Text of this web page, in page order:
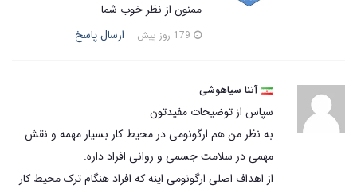
ممنون از نظر خوب شما
ارسال پاسخ
آتنا سیاهوشی
سپاس از توضیحات مفیدتون
به نظر من هم ارگونومی در محیط کار بسیار مهمه و نقش
مهمی در سلامت جسمی و روانی افراد داره.
از اهداف اصلی ارگونومی اینه که افراد هنگام ترک محیط کار